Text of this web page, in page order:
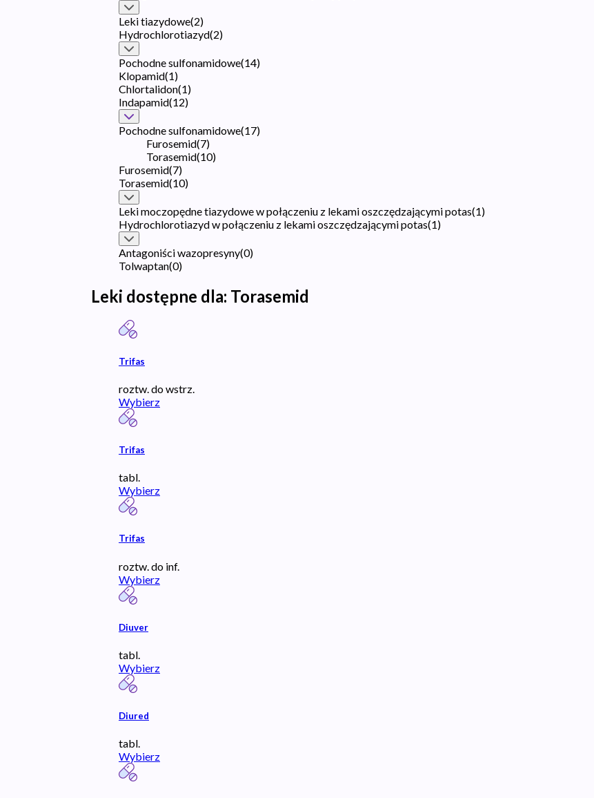
Leki tiazydowe(2)
Hydrochlorotiazyd(2)
Pochodne sulfonamidowe(14)
Klopamid(1)
Chlortalidon(1)
Indapamid(12)
Pochodne sulfonamidowe(17)
Furosemid(7)
Torasemid(10)
Furosemid(7)
Torasemid(10)
Leki moczopędne tiazydowe w połączeniu z lekami oszczędzającymi potas(1)
Hydrochlorotiazyd w połączeniu z lekami oszczędzającymi potas(1)
Antagoniści wazopresyny(0)
Tolwaptan(0)
Leki dostępne dla: Torasemid
Trifas
roztw. do wstrz.
Wybierz
Trifas
tabl.
Wybierz
Trifas
roztw. do inf.
Wybierz
Diuver
tabl.
Wybierz
Diured
tabl.
Wybierz